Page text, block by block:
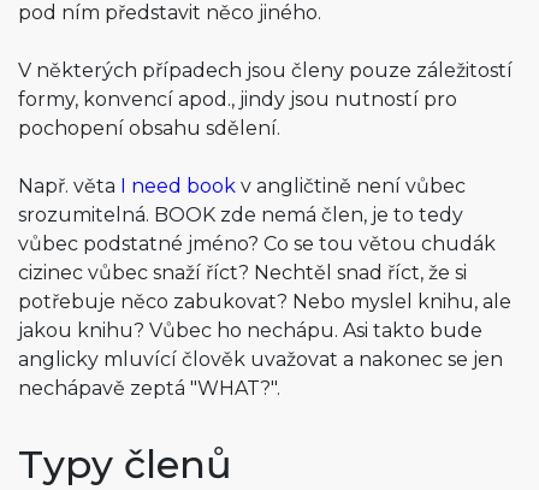
pod ním představit něco jiného.
V některých případech jsou členy pouze záležitostí
formy, konvencí apod., jindy jsou nutností pro
pochopení obsahu sdělení.
Např. věta I need book v angličtině není vůbec
srozumitelná. BOOK zde nemá člen, je to tedy
vůbec podstatné jméno? Co se tou větou chudák
cizinec vůbec snaží říct? Nechtěl snad říct, že si
potřebuje něco zabukovat? Nebo myslel knihu, ale
jakou knihu? Vůbec ho nechápu. Asi takto bude
anglicky mluvící člověk uvažovat a nakonec se jen
nechápavě zeptá "WHAT?".
Typy členů